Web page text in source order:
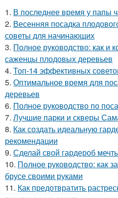
1. В последнее время у папы
2. Весенняя посадка
советы для начинающих
3. Полное руководство: как и
саженцы плодовых деревьев
4. Топ-14 эффективных
5. Оптимальное время для
деревьев
6. Полное руководство по
7. Лучшие парки и скверы
8. Как создать идеальную
рекомендации
9. Сделай свой гардероб
10. Полное руководство: как
брусе своими руками
11. Как предотвратить